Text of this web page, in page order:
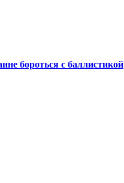
бороться с баллистикой